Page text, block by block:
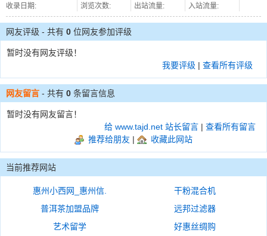
收录日期: 浏览次数: 出站流量: 入站流量:
网友评级 - 共有 0 位网友参加评级
暂时没有网友评级！
我要评级 | 查看所有评级
网友留言 - 共有 0 条留言信息
暂时没有网友留言！
给 www.tajd.net 站长留言 | 查看所有留言
推荐给朋友 | 收藏此网站
当前推荐网站
惠州小西网_惠州信.
干粉混合机
普洱茶加盟品牌
远邦过滤器
艺术留学
好惠丝绸购